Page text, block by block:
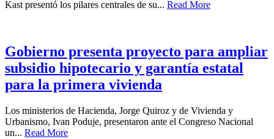
Kast presentó los pilares centrales de su... Read More
Gobierno presenta proyecto para ampliar
subsidio hipotecario y garantía estatal
para la primera vivienda
Los ministerios de Hacienda, Jorge Quiroz y de Vivienda y
Urbanismo, Ivan Poduje, presentaron ante el Congreso Nacional
un... Read More